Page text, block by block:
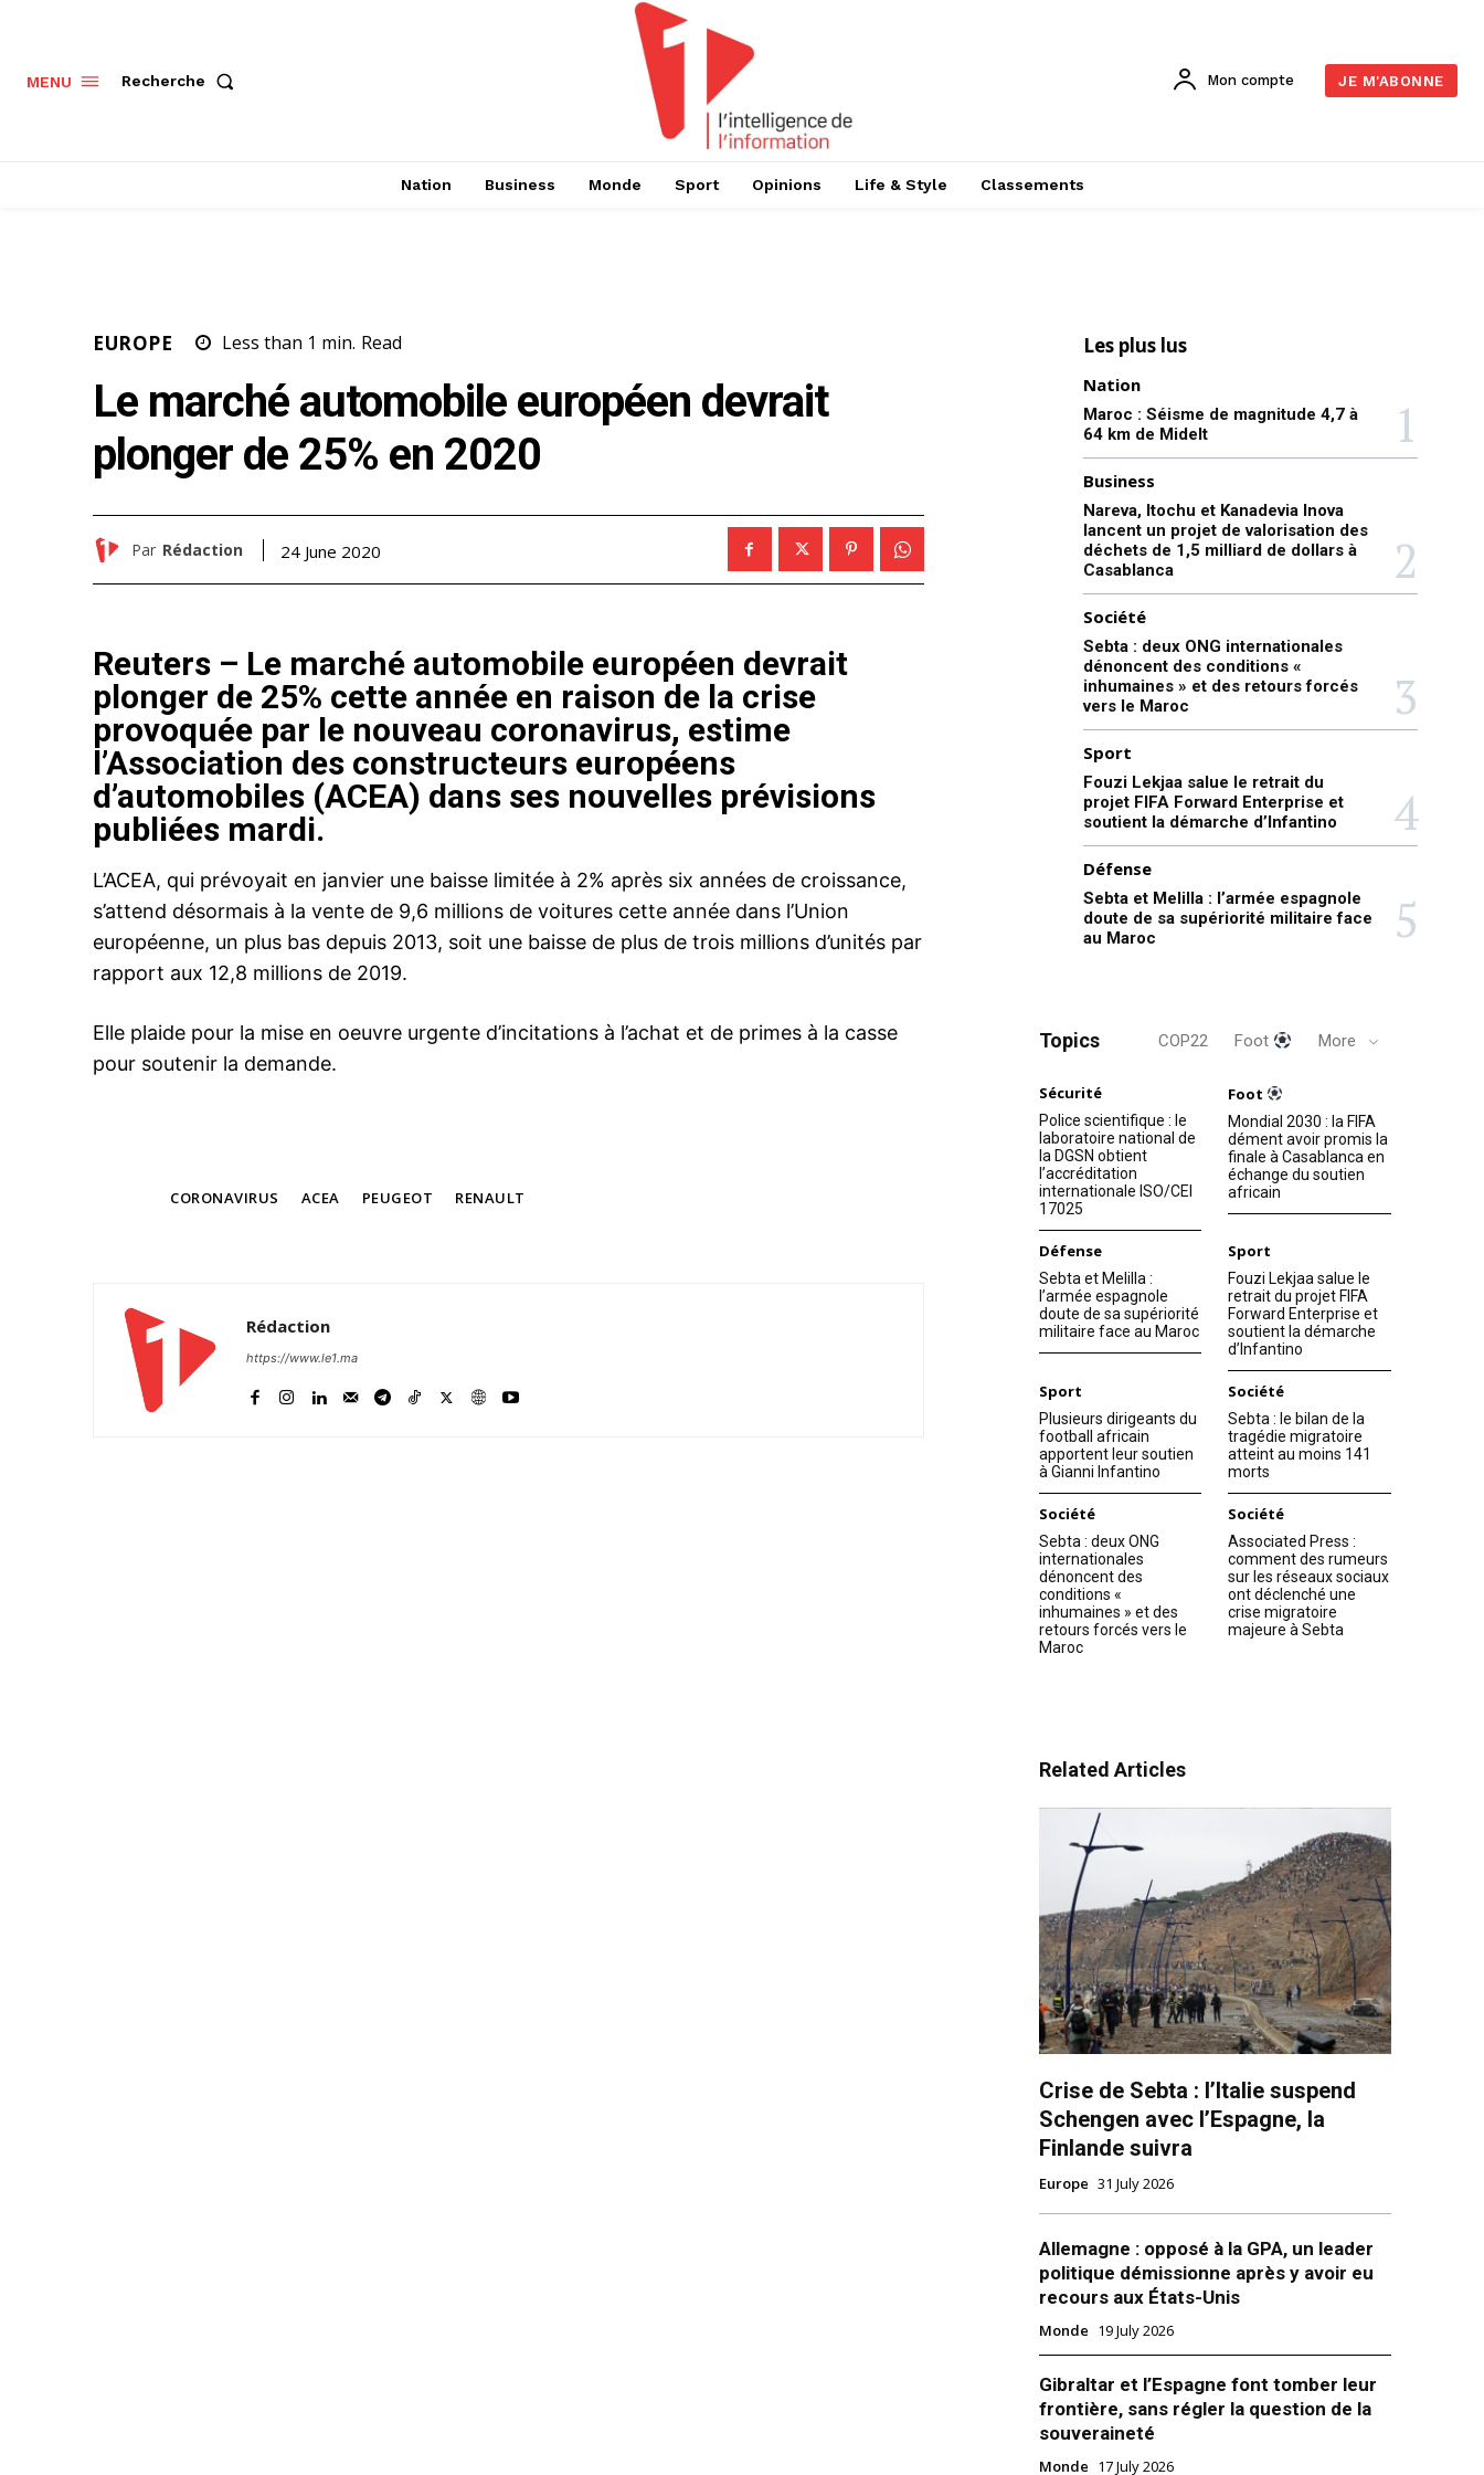
MENU Recherche Mon compte JE M'ABONNE
Nation Business Monde Sport Opinions Life & Style Classements
EUROPE Less than 1 min. Read
Le marché automobile européen devrait
plonger de 25% en 2020
Par Rédaction 24 June 2020
Reuters – Le marché automobile européen devrait
plonger de 25% cette année en raison de la crise
provoquée par le nouveau coronavirus, estime
l’Association des constructeurs européens
d’automobiles (ACEA) dans ses nouvelles prévisions
publiées mardi.
L’ACEA, qui prévoyait en janvier une baisse limitée à 2% après six années de croissance,
s’attend désormais à la vente de 9,6 millions de voitures cette année dans l’Union
européenne, un plus bas depuis 2013, soit une baisse de plus de trois millions d’unités par
rapport aux 12,8 millions de 2019.
Elle plaide pour la mise en oeuvre urgente d’incitations à l’achat et de primes à la casse
pour soutenir la demande.
CORONAVIRUS ACEA PEUGEOT RENAULT
Rédaction
https://www.le1.ma
Les plus lus
Nation
Maroc : Séisme de magnitude 4,7 à
64 km de Midelt
Business
Nareva, Itochu et Kanadevia Inova
lancent un projet de valorisation des
déchets de 1,5 milliard de dollars à
Casablanca
Société
Sebta : deux ONG internationales
dénoncent des conditions «
inhumaines » et des retours forcés
vers le Maroc
Sport
Fouzi Lekjaa salue le retrait du
projet FIFA Forward Enterprise et
soutient la démarche d’Infantino
Défense
Sebta et Melilla : l’armée espagnole
doute de sa supériorité militaire face
au Maroc
Topics COP22 Foot More
Sécurité
Police scientifique : le
laboratoire national de
la DGSN obtient
l’accréditation
internationale ISO/CEI
17025
Foot
Mondial 2030 : la FIFA
dément avoir promis la
finale à Casablanca en
échange du soutien
africain
Défense
Sebta et Melilla :
l’armée espagnole
doute de sa supériorité
militaire face au Maroc
Sport
Fouzi Lekjaa salue le
retrait du projet FIFA
Forward Enterprise et
soutient la démarche
d’Infantino
Sport
Plusieurs dirigeants du
football africain
apportent leur soutien
à Gianni Infantino
Société
Sebta : le bilan de la
tragédie migratoire
atteint au moins 141
morts
Société
Sebta : deux ONG
internationales
dénoncent des
conditions «
inhumaines » et des
retours forcés vers le
Maroc
Société
Associated Press :
comment des rumeurs
sur les réseaux sociaux
ont déclenché une
crise migratoire
majeure à Sebta
Related Articles
Crise de Sebta : l’Italie suspend
Schengen avec l’Espagne, la
Finlande suivra
Europe 31 July 2026
Allemagne : opposé à la GPA, un leader
politique démissionne après y avoir eu
recours aux États-Unis
Monde 19 July 2026
Gibraltar et l’Espagne font tomber leur
frontière, sans régler la question de la
souveraineté
Monde 17 July 2026